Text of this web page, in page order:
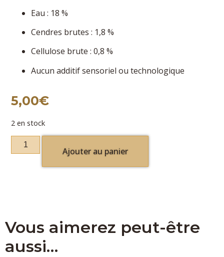
Eau : 18 %
Cendres brutes : 1,8 %
Cellulose brute : 0,8 %
Aucun additif sensoriel ou technologique
5,00€
2 en stock
Ajouter au panier
Vous aimerez peut-être
aussi…